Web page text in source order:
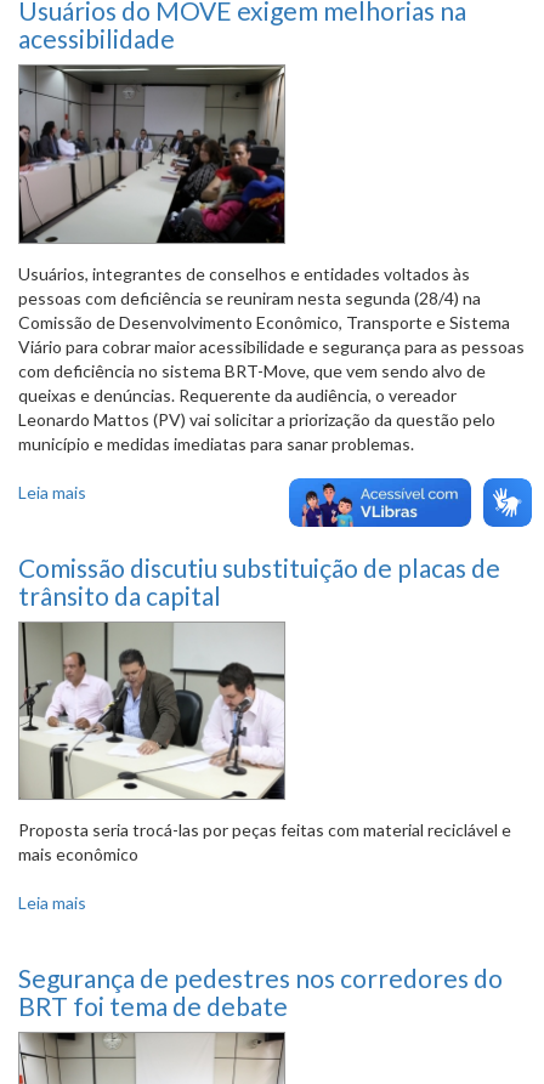
Usuários do MOVE exigem melhorias na
acessibilidade
Usuários, integrantes de conselhos e entidades voltados às
pessoas com deficiência se reuniram nesta segunda (28/4) na
Comissão de Desenvolvimento Econômico, Transporte e Sistema
Viário para cobrar maior acessibilidade e segurança para as pessoas
com deficiência no sistema BRT-Move, que vem sendo alvo de
queixas e denúncias. Requerente da audiência, o vereador
Leonardo Mattos (PV) vai solicitar a priorização da questão pelo
município e medidas imediatas para sanar problemas.
Leia mais sobre Usuários do MOVE exigem melhorias na
Comissão discutiu substituição de placas de
trânsito da capital
Proposta seria trocá-las por peças feitas com material reciclável e
mais econômico
Leia mais
Segurança de pedestres nos corredores do
BRT foi tema de debate